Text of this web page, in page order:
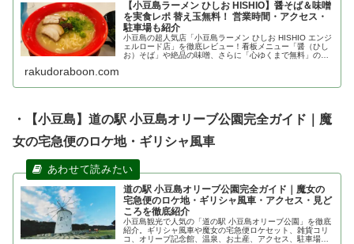
【小豆島ラーメン ひしお HISHIO】醤そば＆味噌
を実食レポ 替え玉無料！ 営業時間・アクセス・
駐車場も紹介
小豆島の超人気店「小豆島ラーメン ひしお HISHIO エンジ
ェルロード店」を徹底レビュー！看板メニュー「醤（ひし
お）そば」や絶品の味噌、さらに「心ゆくまで無料」の替
rakudoraboon.com
・【小豆島】道の駅 小豆島オリーブ公園完全ガイド｜魔
女の宅急便のロケ地・ギリシャ風車
道の駅 小豆島オリーブ公園完全ガイド｜魔女の
宅急便のロケ地・ギリシャ風車・アクセス・見ど
ころを徹底紹介
小豆島観光で人気の「道の駅 小豆島オリーブ公園」を徹底
紹介。ギリシャ風車や魔女の宅急便ロケセット、雑貨コリ
コ、オリーブ記念館、温泉、お土産、アクセス、駐車場、